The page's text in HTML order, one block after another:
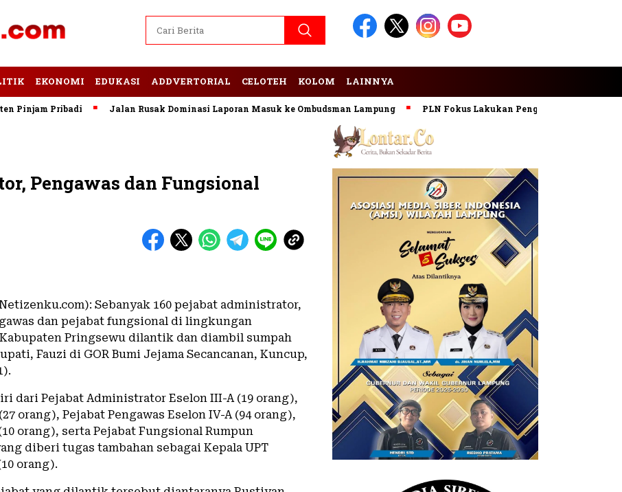
EKONOMI EDUKASI ADDVERTORIAL CELOTEH KOLOM LAINNYA
Pribadi Jalan Rusak Dominasi Laporan Masuk ke Ombudsman Lampung PLN Fokus Lakukan Pengembangan Pembangkit
Pengawas dan Fungsional
Sebanyak 160 pejabat administrator,
dan pejabat fungsional di lingkungan
Pringsewu dilantik dan diambil sumpah
Fauzi di GOR Bumi Jejama Secancanan, Kuncup,
dari Pejabat Administrator Eselon III-A (19 orang),
orang), Pejabat Pengawas Eselon IV-A (94 orang),
orang), serta Pejabat Fungsional Rumpun
diberi tugas tambahan sebagai Kepala UPT
orang).